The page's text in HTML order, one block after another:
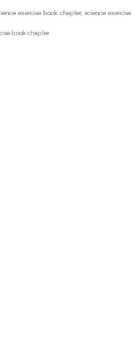
exercise book chapter, science exercise
book chapter